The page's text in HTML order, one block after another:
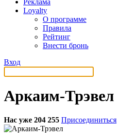
Реклама
Loyalty
О программе
Правила
Рейтинг
Внести бронь
Вход
Аркаим-Трэвел
Нас уже 204 255 Присоединиться